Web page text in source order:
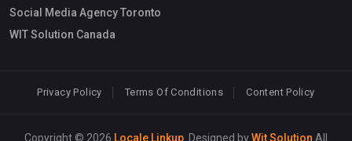
Social Media Agency Toronto
WIT Solution Canada
Privacy Policy Terms Of Conditions Content Policy
Copyright © 2026 Locale Linkup . Designed byWit Solution All